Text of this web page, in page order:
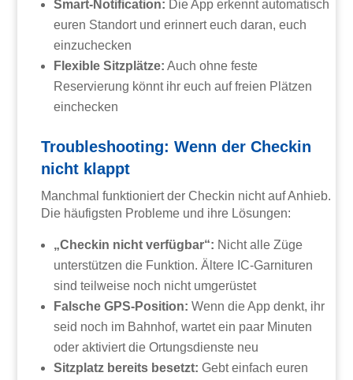
Smart-Notification: Die App erkennt automatisch
euren Standort und erinnert euch daran, euch
einzuchecken
Flexible Sitzplätze: Auch ohne feste
Reservierung könnt ihr euch auf freien Plätzen
einchecken
Troubleshooting: Wenn der Checkin
nicht klappt
Manchmal funktioniert der Checkin nicht auf Anhieb.
Die häufigsten Probleme und ihre Lösungen:
„Checkin nicht verfügbar“: Nicht alle Züge
unterstützen die Funktion. Ältere IC-Garnituren
sind teilweise noch nicht umgerüstet
Falsche GPS-Position: Wenn die App denkt, ihr
seid noch im Bahnhof, wartet ein paar Minuten
oder aktiviert die Ortungsdienste neu
Sitzplatz bereits besetzt: Gebt einfach euren